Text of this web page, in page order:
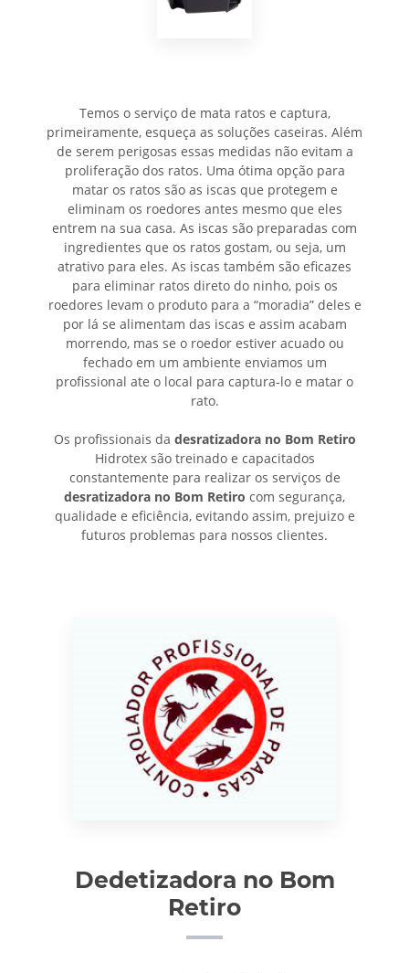
Temos o serviço de mata ratos e captura,
primeiramente, esqueça as soluções caseiras. Além
de serem perigosas essas medidas não evitam a
proliferação dos ratos. Uma ótima opção para
matar os ratos são as iscas que protegem e
eliminam os roedores antes mesmo que eles
entrem na sua casa. As iscas são preparadas com
ingredientes que os ratos gostam, ou seja, um
atrativo para eles. As iscas também são eficazes
para eliminar ratos direto do ninho, pois os
roedores levam o produto para a “moradia” deles e
por lá se alimentam das iscas e assim acabam
morrendo, mas se o roedor estiver acuado ou
fechado em um ambiente enviamos um
profissional ate o local para captura-lo e matar o
rato.
Os profissionais da desratizadora no Bom Retiro
Hidrotex são treinado e capacitados
constantemente para realizar os serviços de
desratizadora no Bom Retiro com segurança,
qualidade e eficiência, evitando assim, prejuizo e
futuros problemas para nossos clientes.
Dedetizadora no Bom
Retiro